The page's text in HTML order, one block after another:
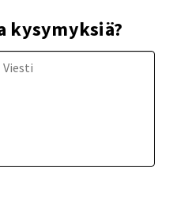
kysymyksiä?